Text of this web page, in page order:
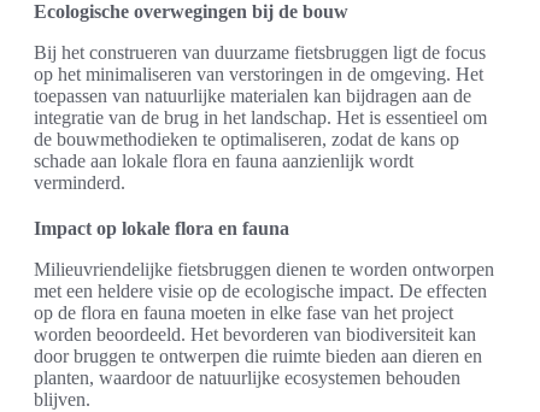
Ecologische overwegingen bij de bouw
Bij het construeren van duurzame fietsbruggen ligt de focus
op het minimaliseren van verstoringen in de omgeving. Het
toepassen van natuurlijke materialen kan bijdragen aan de
integratie van de brug in het landschap. Het is essentieel om
de bouwmethodieken te optimaliseren, zodat de kans op
schade aan lokale flora en fauna aanzienlijk wordt
verminderd.
Impact op lokale flora en fauna
Milieuvriendelijke fietsbruggen dienen te worden ontworpen
met een heldere visie op de ecologische impact. De effecten
op de flora en fauna moeten in elke fase van het project
worden beoordeeld. Het bevorderen van biodiversiteit kan
door bruggen te ontwerpen die ruimte bieden aan dieren en
planten, waardoor de natuurlijke ecosystemen behouden
blijven.